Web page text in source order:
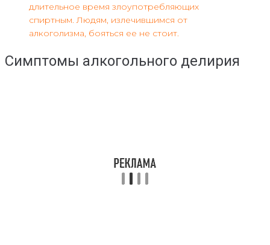
длительное время злоупотребляющих
спиртным. Людям, излечившимся от
алкоголизма, бояться ее не стоит.
Симптомы алкогольного делирия